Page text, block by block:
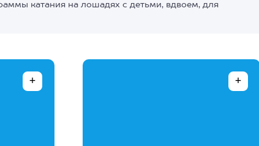
катания на лошадях с детьми, вдвоем, для